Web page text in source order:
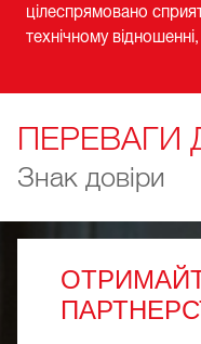
цілеспрямовано
технічному
ПЕРЕВАГИ
Знак довіри